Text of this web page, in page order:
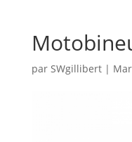
par SWgillibert|